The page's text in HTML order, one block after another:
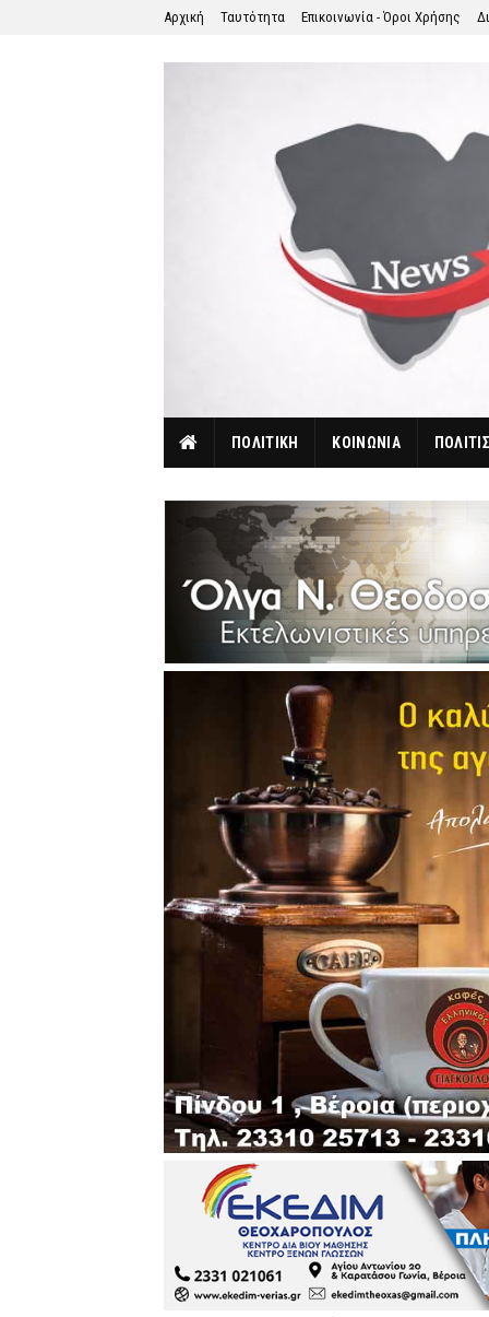
Αρχική Ταυτότητα Επικοινωνία - Όροι Χρήσης
ΠΟΛΙΤΙΚΗ ΚΟΙΝΩΝΙΑ